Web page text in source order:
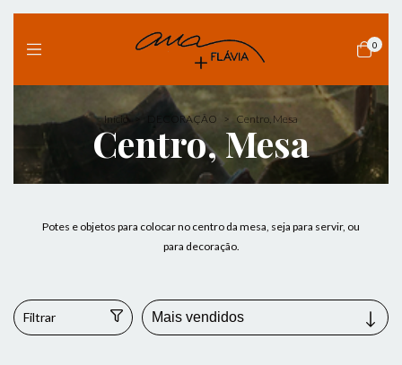
0
Início DECORAÇÃO > Centro, Mesa
Centro, Mesa
Potes e objetos para colocar no centro da mesa, seja para servir, ou
para decoração.
Filtrar